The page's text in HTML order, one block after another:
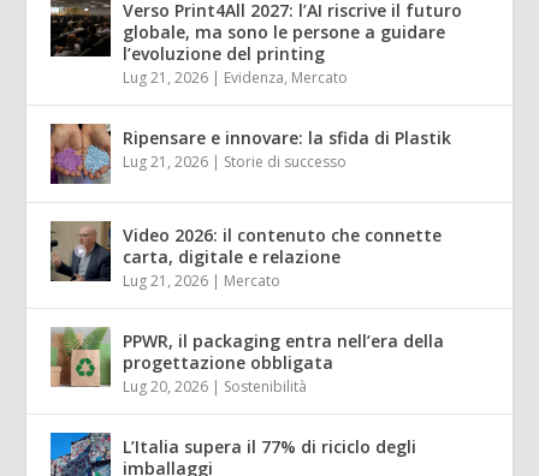
Verso Print4All 2027: l’AI riscrive il futuro
globale, ma sono le persone a guidare
l’evoluzione del printing
Lug 21, 2026 | Evidenza, Mercato
Ripensare e innovare: la sfida di Plastik
Lug 21, 2026 | Storie di successo
Video 2026: il contenuto che connette
carta, digitale e relazione
Lug 21, 2026 | Mercato
PPWR, il packaging entra nell’era della
progettazione obbligata
Lug 20, 2026 | Sostenibilità
L’Italia supera il 77% di riciclo degli
imballaggi